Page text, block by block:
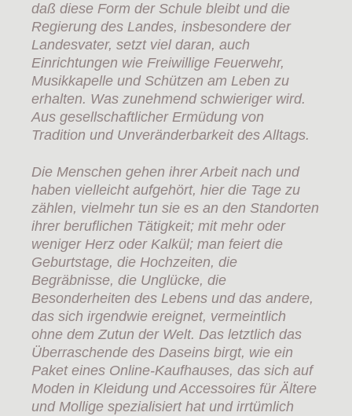
daß diese Form der Schule bleibt und die
Regierung des Landes, insbesondere der
Landesvater, setzt viel daran, auch
Einrichtungen wie Freiwillige Feuerwehr,
Musikkapelle und Schützen am Leben zu
erhalten. Was zunehmend schwieriger wird.
Aus gesellschaftlicher Ermüdung von
Tradition und Unveränderbarkeit des Alltags.
Die Menschen gehen ihrer Arbeit nach und
haben vielleicht aufgehört, hier die Tage zu
zählen, vielmehr tun sie es an den Standorten
ihrer beruflichen Tätigkeit; mit mehr oder
weniger Herz oder Kalkül; man feiert die
Geburtstage, die Hochzeiten, die
Begräbnisse, die Unglücke, die
Besonderheiten des Lebens und das andere,
das sich irgendwie ereignet, vermeintlich
ohne dem Zutun der Welt. Das letztlich das
Überraschende des Daseins birgt, wie ein
Paket eines Online-Kaufhauses, das sich auf
Moden in Kleidung und Accessoires für Ältere
und Mollige spezialisiert hat und irrtümlich